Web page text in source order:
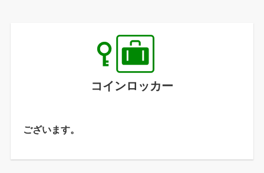
コインロッカー
ございます。